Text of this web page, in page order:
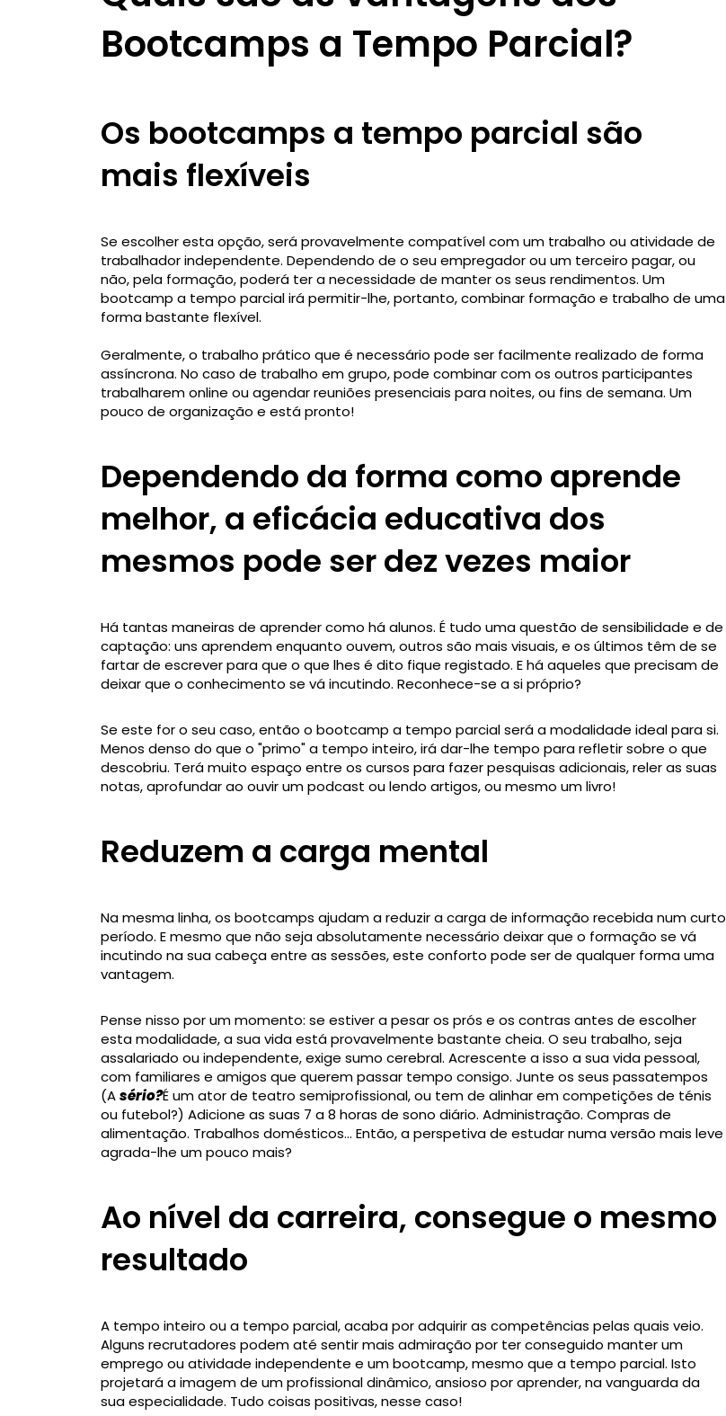
Bootcamps a Tempo Parcial?
Os bootcamps a tempo parcial são
mais flexíveis
Se escolher esta opção, será provavelmente compatível com um trabalho ou atividade de
trabalhador independente. Dependendo de o seu empregador ou um terceiro pagar, ou
não, pela formação, poderá ter a necessidade de manter os seus rendimentos. Um
bootcamp a tempo parcial irá permitir-lhe, portanto, combinar formação e trabalho de uma
forma bastante flexível.
Geralmente, o trabalho prático que é necessário pode ser facilmente realizado de forma
assíncrona. No caso de trabalho em grupo, pode combinar com os outros participantes
trabalharem online ou agendar reuniões presenciais para noites, ou fins de semana. Um
pouco de organização e está pronto!
Dependendo da forma como aprende
melhor, a eficácia educativa dos
mesmos pode ser dez vezes maior
Há tantas maneiras de aprender como há alunos. É tudo uma questão de sensibilidade e de
captação: uns aprendem enquanto ouvem, outros são mais visuais, e os últimos têm de se
fartar de escrever para que o que lhes é dito fique registado. E há aqueles que precisam de
deixar que o conhecimento se vá incutindo. Reconhece-se a si próprio?
Se este for o seu caso, então o bootcamp a tempo parcial será a modalidade ideal para si.
Menos denso do que o "primo" a tempo inteiro, irá dar-lhe tempo para refletir sobre o que
descobriu. Terá muito espaço entre os cursos para fazer pesquisas adicionais, reler as suas
notas, aprofundar ao ouvir um podcast ou lendo artigos, ou mesmo um livro!
Reduzem a carga mental
Na mesma linha, os bootcamps ajudam a reduzir a carga de informação recebida num curto
período. E mesmo que não seja absolutamente necessário deixar que o formação se vá
incutindo na sua cabeça entre as sessões, este conforto pode ser de qualquer forma uma
vantagem.
Pense nisso por um momento: se estiver a pesar os prós e os contras antes de escolher
esta modalidade, a sua vida está provavelmente bastante cheia. O seu trabalho, seja
assalariado ou independente, exige sumo cerebral. Acrescente a isso a sua vida pessoal,
com familiares e amigos que querem passar tempo consigo. Junte os seus passatempos
(Asério?É um ator de teatro semiprofissional, ou tem de alinhar em competições de ténis
ou futebol?) Adicione as suas 7 a 8 horas de sono diário. Administração. Compras de
alimentação. Trabalhos domésticos… Então, a perspetiva de estudar numa versão mais leve
agrada-lhe um pouco mais?
Ao nível da carreira, consegue o mesmo
resultado
A tempo inteiro ou a tempo parcial, acaba por adquirir as competências pelas quais veio.
Alguns recrutadores podem até sentir mais admiração por ter conseguido manter um
emprego ou atividade independente e um bootcamp, mesmo que a tempo parcial. Isto
projetará a imagem de um profissional dinâmico, ansioso por aprender, na vanguarda da
sua especialidade. Tudo coisas positivas, nesse caso!